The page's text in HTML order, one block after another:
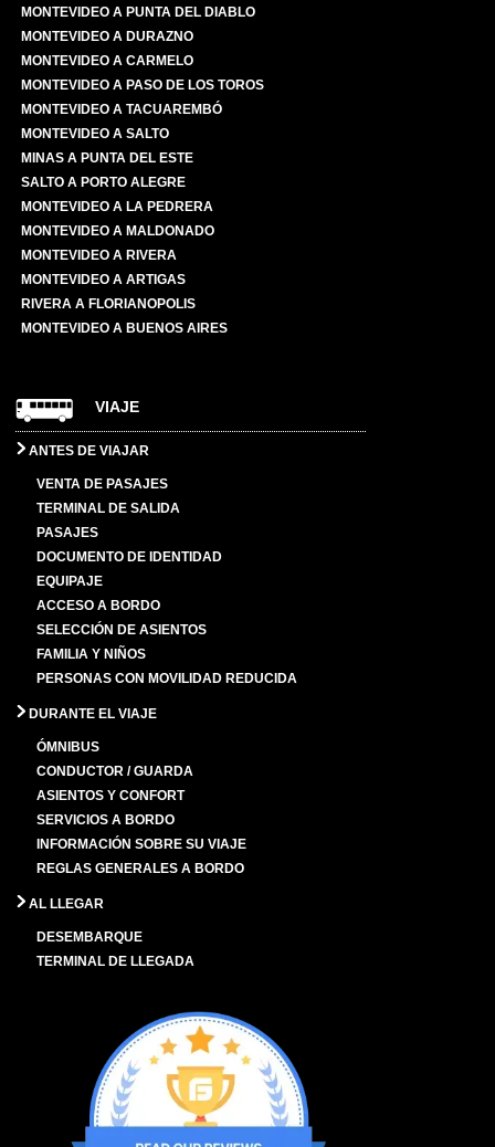
MONTEVIDEO A PUNTA DEL DIABLO
MONTEVIDEO A DURAZNO
MONTEVIDEO A CARMELO
MONTEVIDEO A PASO DE LOS TOROS
MONTEVIDEO A TACUAREMBÓ
MONTEVIDEO A SALTO
MINAS A PUNTA DEL ESTE
SALTO A PORTO ALEGRE
MONTEVIDEO A LA PEDRERA
MONTEVIDEO A MALDONADO
MONTEVIDEO A RIVERA
MONTEVIDEO A ARTIGAS
RIVERA A FLORIANOPOLIS
MONTEVIDEO A BUENOS AIRES
VIAJE
ANTES DE VIAJAR
VENTA DE PASAJES
TERMINAL DE SALIDA
PASAJES
DOCUMENTO DE IDENTIDAD
EQUIPAJE
ACCESO A BORDO
SELECCIÓN DE ASIENTOS
FAMILIA Y NIÑOS
PERSONAS CON MOVILIDAD REDUCIDA
DURANTE EL VIAJE
ÓMNIBUS
CONDUCTOR / GUARDA
ASIENTOS Y CONFORT
SERVICIOS A BORDO
INFORMACIÓN SOBRE SU VIAJE
REGLAS GENERALES A BORDO
AL LLEGAR
DESEMBARQUE
TERMINAL DE LLEGADA